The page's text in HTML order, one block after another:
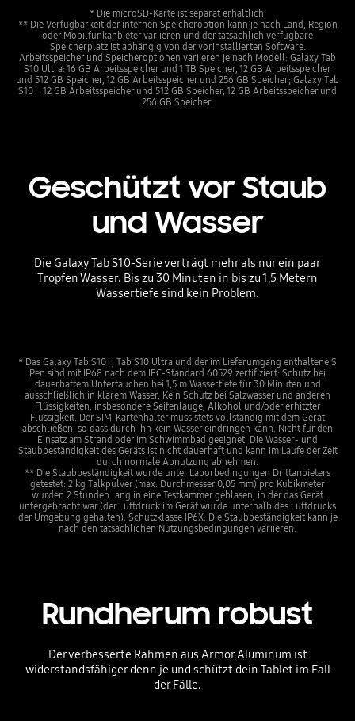
* Die microSD-Karte ist separat erhältlich.
** Die Verfügbarkeit der internen Speicheroption kann je nach Land, Region
oder Mobilfunkanbieter variieren und der tatsächlich verfügbare
Speicherplatz ist abhängig von der vorinstallierten Software.
Arbeitsspeicher und Speicheroptionen variieren je nach Modell: Galaxy Tab
S10 Ultra: 16 GB Arbeitsspeicher und 1 TB Speicher, 12 GB Arbeitsspeicher
und 512 GB Speicher, 12 GB Arbeitsspeicher und 256 GB Speicher; Galaxy Tab
S10+: 12 GB Arbeitsspeicher und 512 GB Speicher, 12 GB Arbeitsspeicher und
256 GB Speicher.
Geschützt vor Staub
und Wasser
Die Galaxy Tab S10-Serie verträgt mehr als nur ein paar
Tropfen Wasser. Bis zu 30 Minuten in bis zu 1,5 Metern
Wassertiefe sind kein Problem.
* Das Galaxy Tab S10+, Tab S10 Ultra und der im Lieferumgang enthaltene S
Pen sind mit IP68 nach dem IEC-Standard 60529 zertifiziert: Schutz bei
dauerhaftem Untertauchen bei 1,5 m Wassertiefe für 30 Minuten und
ausschließlich in klarem Wasser. Kein Schutz bei Salzwasser und anderen
Flüssigkeiten, insbesondere Seifenlauge, Alkohol und/oder erhitzter
Flüssigkeit. Der SIM-Kartenhalter muss stets vollständig mit dem Gerät
abschließen, so dass durch ihn kein Wasser eindringen kann. Nicht für den
Einsatz am Strand oder im Schwimmbad geeignet. Die Wasser- und
Staubbeständigkeit des Geräts ist nicht dauerhaft und kann im Laufe der Zeit
durch normale Abnutzung abnehmen.
** Die Staubbeständigkeit wurde unter Laborbedingungen Drittanbieters
getestet: 2 kg Talkpulver (max. Durchmesser 0,05 mm) pro Kubikmeter
wurden 2 Stunden lang in eine Testkammer geblasen, in der das Gerät
untergebracht war (der Luftdruck im Gerät wurde unterhalb des Luftdrucks
der Umgebung gehalten). Schutzklasse IP6X. Die Staubbeständigkeit kann je
nach den tatsächlichen Nutzungsbedingungen variieren.
Rundherum robust
Der verbesserte Rahmen aus Armor Aluminum ist
widerstandsfähiger denn je und schützt dein Tablet im Fall
der Fälle.